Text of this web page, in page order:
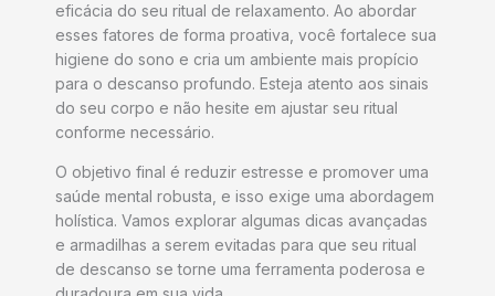
eficácia do seu ritual de relaxamento. Ao abordar
esses fatores de forma proativa, você fortalece sua
higiene do sono e cria um ambiente mais propício
para o descanso profundo. Esteja atento aos sinais
do seu corpo e não hesite em ajustar seu ritual
conforme necessário.
O objetivo final é reduzir estresse e promover uma
saúde mental robusta, e isso exige uma abordagem
holística. Vamos explorar algumas dicas avançadas
e armadilhas a serem evitadas para que seu ritual
de descanso se torne uma ferramenta poderosa e